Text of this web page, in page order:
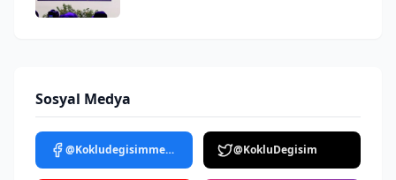
Sosyal Medya
@Kokludegisimmedya @KokluDegisim